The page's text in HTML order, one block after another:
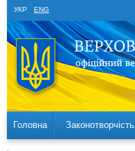
УКР ENG
Головна Законотворчість